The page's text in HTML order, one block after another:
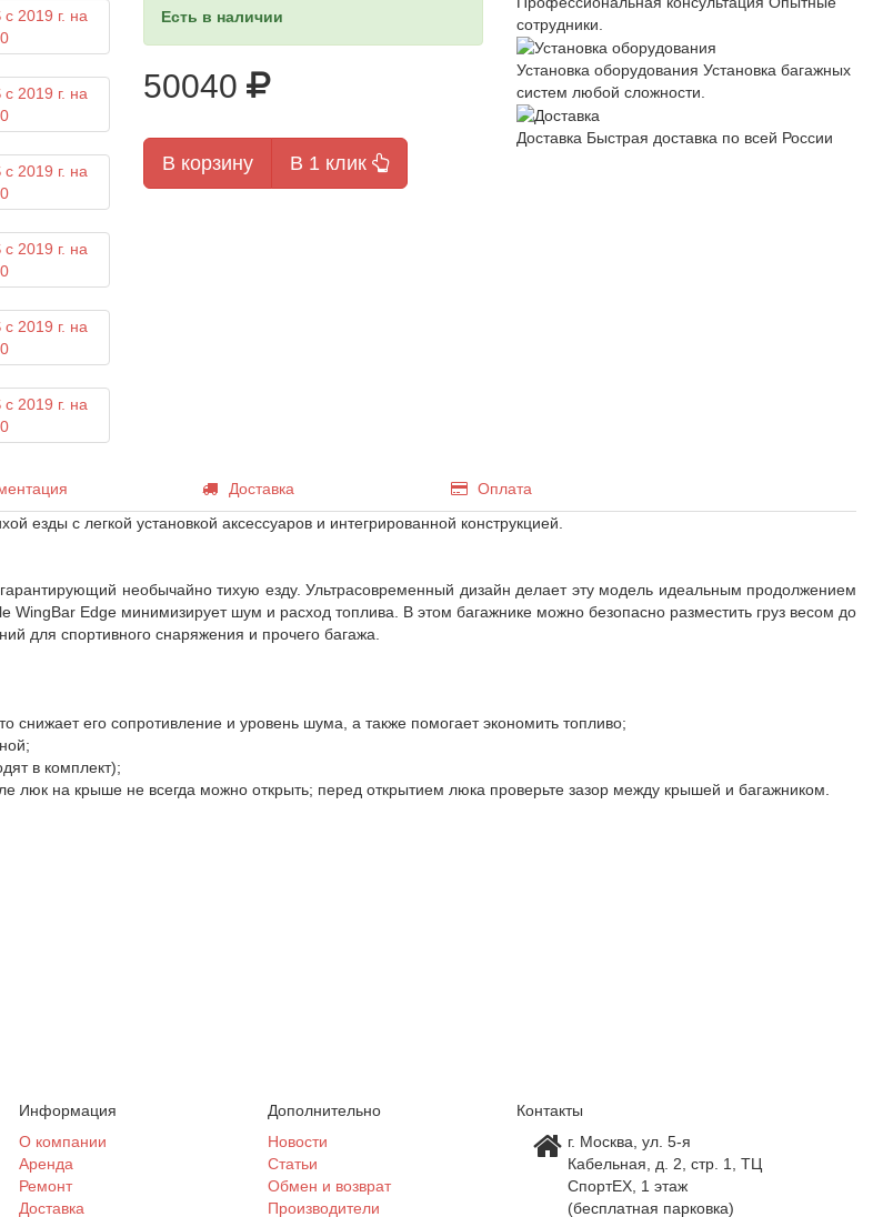
Есть в наличии
50040
В корзину В 1 клик
сотрудники.
Установка оборудования Установка багажных
систем любой сложности.
Доставка Быстрая доставка по всей России
Доставка
Оплата
с легкой установкой аксессуаров и интегрированной конструкцией.
необычайно тихую езду. Ультрасовременный дизайн делает эту модель идеальным продолжением
Edge минимизирует шум и расход топлива. В этом багажнике можно безопасно разместить груз весом до
для спортивного снаряжения и прочего багажа.
снижает его сопротивление и уровень шума, а также помогает экономить топливо;
в комплект);
люк на крыше не всегда можно открыть; перед открытием люка проверьте зазор между крышей и багажником.
Информация
О компании
Аренда
Ремонт
Доставка
Дополнительно
Новости
Статьи
Обмен и возврат
Производители
Контакты
г. Москва, ул. 5-я
Кабельная, д. 2, стр. 1, ТЦ
СпортEX, 1 этаж
(бесплатная парковка)